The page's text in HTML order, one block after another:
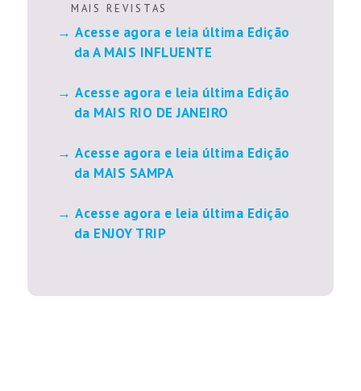
M A I S R E V I S T A S
Acesse agora e leia última Edição
da A MAIS INFLUENTE
Acesse agora e leia última Edição
da MAIS RIO DE JANEIRO
Acesse agora e leia última Edição
da MAIS SAMPA
Acesse agora e leia última Edição
da ENJOY TRIP